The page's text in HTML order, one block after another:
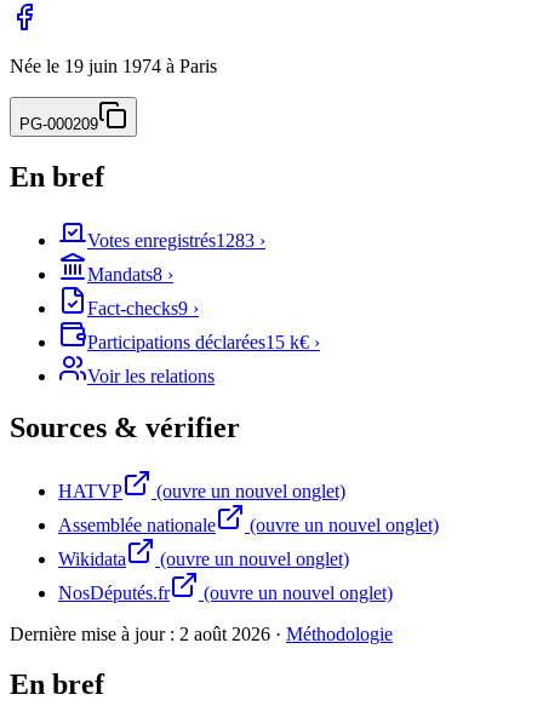
Née le 19 juin 1974 à Paris
PG-000209
En bref
Votes enregistrés1283 ›
Mandats8 ›
Fact-checks9 ›
Participations déclarées15 k€ ›
Voir les relations
Sources & vérifier
HATVP
(ouvre un nouvel onglet)
Assemblée nationale
(ouvre un nouvel onglet)
Wikidata
(ouvre un nouvel onglet)
NosDéputés.fr
(ouvre un nouvel onglet)
Dernière mise à jour : 2 août 2026 · Méthodologie
En bref